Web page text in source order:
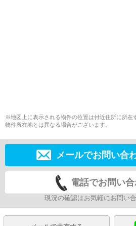
※地図上に表示される物件の位置は付近住所に所在
物件所在地とは異なる場合がございます。
メールでお問い合
電話でお問い
現況の確認はお気軽にお問い合